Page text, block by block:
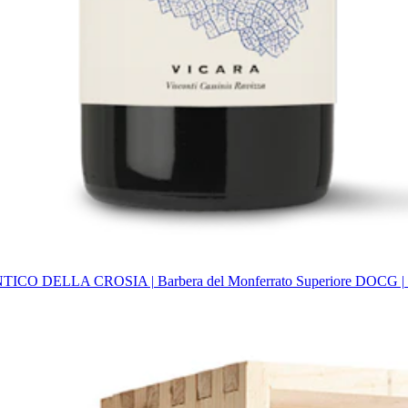
DELLA CROSIA | Barbera del Monferrato Superiore DOCG |